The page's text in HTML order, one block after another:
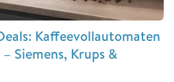
Kaffeevollautomaten
Siemens, Krups &